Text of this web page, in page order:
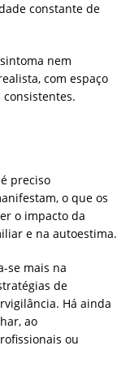
constante de
nem
com espaço
preciso
o que os
o impacto da
e na autoestima.
se mais na
de
Há ainda
ao
ou